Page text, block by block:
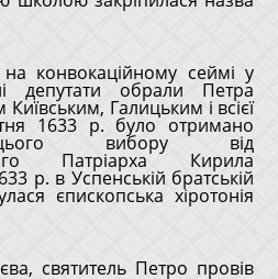
конвокаційному сеймі у
депутати обрали Петра
Галицьким і всієї
1633 р. було отримано
цього вибору від
Патріарха Кирила
р. в Успенській братській
єпископська хіротонія
святитель Петро провів